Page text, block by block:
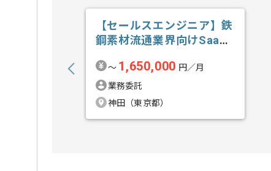
【セールスエンジニア】鉄
鋼素材流通業界向けSaaS
〜 1,650,000 円／月
業務委託
神田（東京都）